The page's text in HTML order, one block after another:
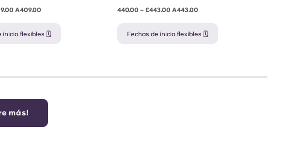
A409.00
inicio flexibles 🗓️
440.00 – £443.00 A443.00
Fechas de inicio flexibles 🗓️
más!